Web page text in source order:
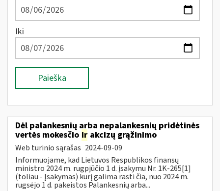
Iki
Paieška
Dėl palankesnių arba nepalankesnių pridėtinės
vertės mokesčio ir akcizų grąžinimo
Web turinio sąrašas 2024-09-09
Informuojame, kad Lietuvos Respublikos finansų
ministro 2024 m. rugpjūčio 1 d. įsakymu Nr. 1K-265[1]
(toliau - Įsakymas) kurį galima rasti čia, nuo 2024 m.
rugsėjo 1 d. pakeistos Palankesnių arba...